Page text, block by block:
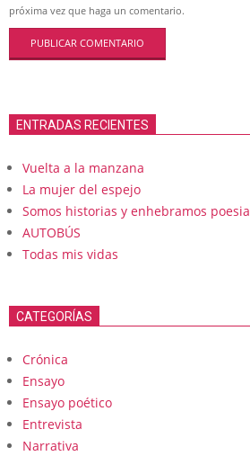
próxima vez que haga un comentario.
ENTRADAS RECIENTES
Vuelta a la manzana
La mujer del espejo
Somos historias y enhebramos poesia
AUTOBÚS
Todas mis vidas
CATEGORÍAS
Crónica
Ensayo
Ensayo poético
Entrevista
Narrativa